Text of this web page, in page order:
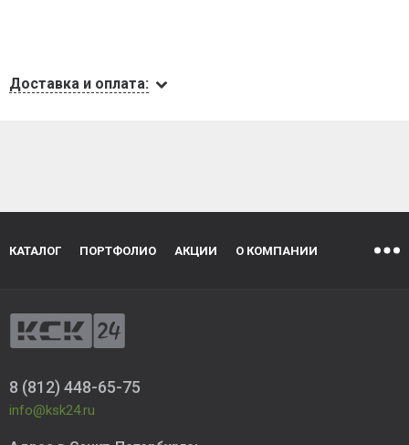
Доставка и оплата:
КАТАЛОГ ПОРТФОЛИО АКЦИИ О КОМПАНИИ
8 (812) 448-65-75
info@ksk24.ru